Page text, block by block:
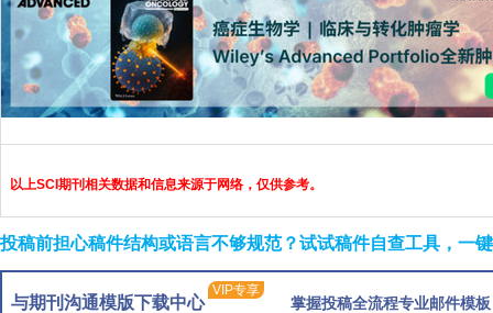
以上SCI期刊相关数据和信息来源于网络，仅供参考。
投稿前担心稿件结构或语言不够规范？试试稿件自查工具，一
与期刊沟通模版下载中心
VIP专享
掌握投稿全流程专业邮件模